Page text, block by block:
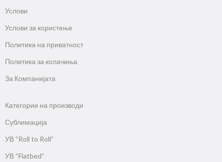
Услови
Услови за користење
Политика на приватност
Политика за колачиња
За Компанијата
Категории на производи
Сублимација
УВ “Roll to Roll”
УВ “Flatbed”